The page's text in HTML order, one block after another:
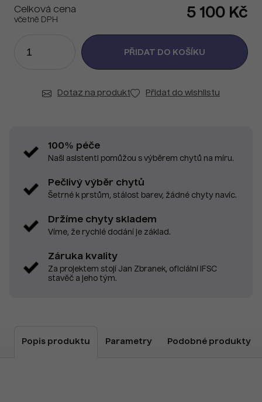
Celková cena
včetně DPH 5 100 Kč
Dotaz na produkt Přidat do wishlistu
100% péče
Naši asistenti pomůžou s výběrem chytů na míru.
Pečlivý výběr chytů
Šetrné k prstům, stálost barev, žádné chyty navíc.
Držíme chyty skladem
Víme, že rychlé dodání je základ.
Záruka kvality
Za projektem stojí Jan Zbranek, oficiální IFSC
stavěč a jeho tým.
Popis produktu Parametry Podobné produkty